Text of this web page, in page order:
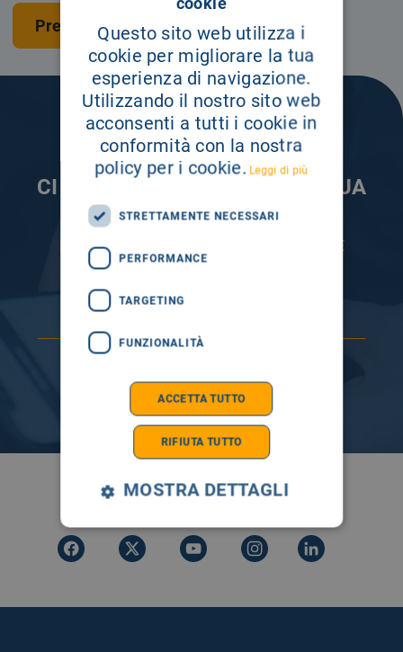
CI PRENDIAMO CURA DELLA TUA
INFORMAZIONE
ISCRIVITI AI NOSTRI CANALI PER RESTARE
SEMPRE AGGIORNATO
Prenota una visita
SEGUICI SU
Questo sito web utilizza i
cookie per migliorare la tua
esperienza di navigazione.
Utilizzando il nostro sito web
acconsenti a tutti i cookie in
conformità con la nostra
policy per i cookie. Leggi di più
STRETTAMENTE NECESSARI
PERFORMANCE
TARGETING
FUNZIONALITÀ
ACCETTA TUTTO
RIFIUTA TUTTO
MOSTRA DETTAGLI